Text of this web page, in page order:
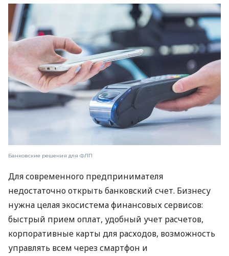
Банковские решения для ФЛП
Для современного предпринимателя
недостаточно открыть банковский счет. Бизнесу
нужна целая экосистема финансовых сервисов:
быстрый прием оплат, удобный учет расчетов,
корпоративные карты для расходов, возможность
управлять всем через смартфон и